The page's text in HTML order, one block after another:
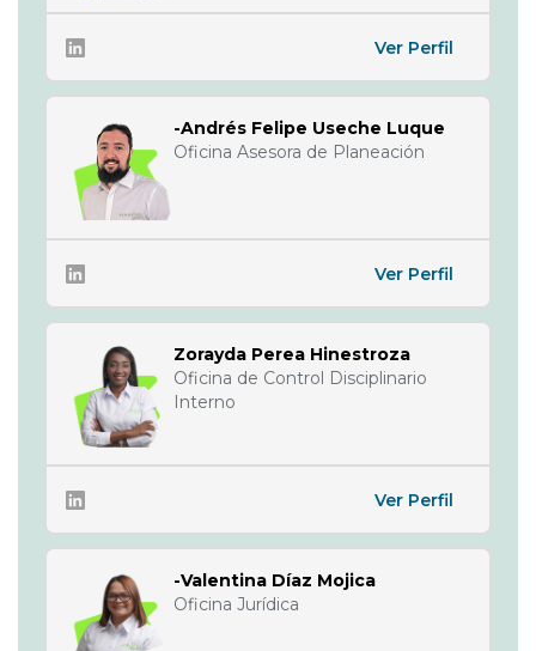
Ver Perfil
-Andrés Felipe Useche Luque
Oficina Asesora de Planeación
Ver Perfil
Zorayda Perea Hinestroza
Oficina de Control Disciplinario
Interno
Ver Perfil
-Valentina Díaz Mojica
Oficina Jurídica